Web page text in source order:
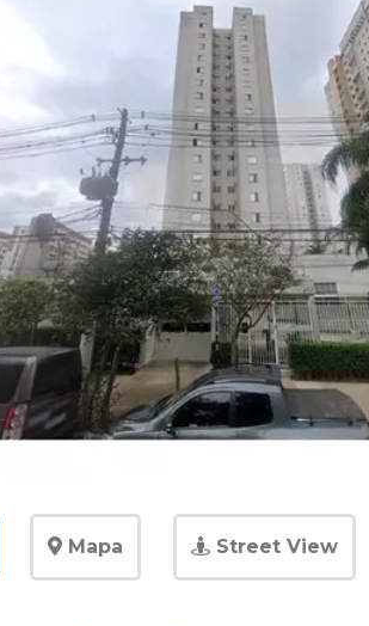
Mapa Street View